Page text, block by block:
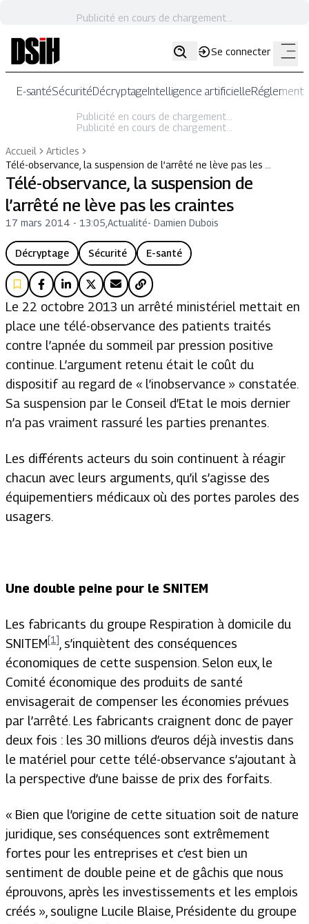
Publicité en cours de chargement...
Se connecter
E-santéSécuritéDécryptageIntelligence artificielle
Publicité en cours de chargement...
Publicité en cours de chargement...
Accueil
Articles
Télé-observance, la suspension de l’arrêté ne lève pas les …
Télé-observance, la suspension de
l’arrêté ne lève pas les craintes
17 mars 2014 - 13:05 Actualité- Damien Dubois
Décryptage Sécurité E-santé
Le 22 octobre 2013 un arrêté ministériel mettait en
place une télé-observance des patients traités
contre l’apnée du sommeil par pression positive
continue. L’argument retenu était le coût du
dispositif au regard de « l’inobservance » constatée.
Sa suspension par le Conseil d’Etat le mois dernier
n’a pas vraiment rassuré les parties prenantes.
Les différents acteurs du soin continuent à réagir
chacun avec leurs arguments, qu’il s’agisse des
équipementiers médicaux où des portes paroles des
usagers.
Une double peine pour le SNITEM
Les fabricants du groupe Respiration à domicile du
SNITEM[1] , s’inquiètent des conséquences
économiques de cette suspension. Selon eux, le
Comité économique des produits de santé
envisagerait de compenser les économies prévues
par l’arrêté. Les fabricants craignent donc de payer
deux fois : les 30 millions d’euros déjà investis dans
le matériel pour cette télé-observance s’ajoutant à
la perspective d’une baisse de prix des forfaits.
« Bien que l’origine de cette situation soit de nature
juridique, ses conséquences sont extrêmement
fortes pour les entreprises et c’est bien un
sentiment de double peine et de gâchis que nous
éprouvons, après les investissements et les emplois
créés », souligne Lucile Blaise, Présidente du groupe